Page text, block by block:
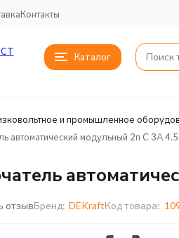
Контакты
Каталог
и промышленное
автоматический модульный 2п C 3А
отзывБренд: DEKraftКод товара: